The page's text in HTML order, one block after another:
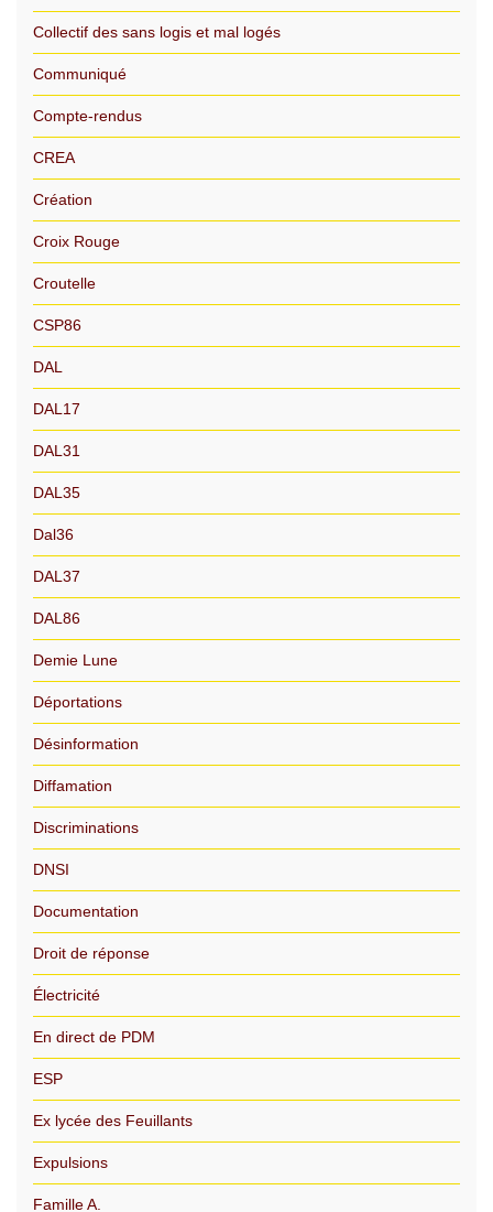
Collectif des sans logis et mal logés
Communiqué
Compte-rendus
CREA
Création
Croix Rouge
Croutelle
CSP86
DAL
DAL17
DAL31
DAL35
Dal36
DAL37
DAL86
Demie Lune
Déportations
Désinformation
Diffamation
Discriminations
DNSI
Documentation
Droit de réponse
Électricité
En direct de PDM
ESP
Ex lycée des Feuillants
Expulsions
Famille A.